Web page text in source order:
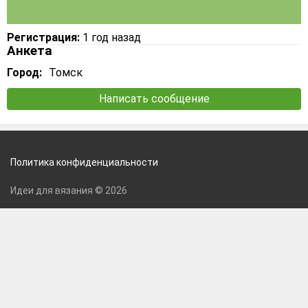
Регистрация: 1 год назад
Анкета
Город: Томск
Написать сообщение
Политика конфиденциальности
Идеи для вязания © 2026